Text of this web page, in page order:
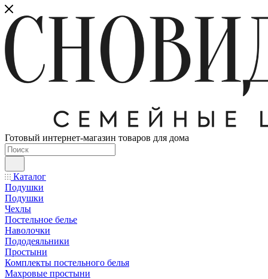
Готовый интернет-магазин товаров для дома
Каталог
Подушки
Подушки
Чехлы
Постельное белье
Наволочки
Пододеяльники
Простыни
Комплекты постельного белья
Махровые простыни